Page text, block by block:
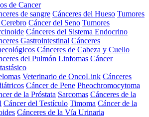
de Cancer
de sangre Cánceres del Hueso Tumores
Cáncer del Seno Tumores
Cánceres del Sistema Endocrino
Gastrointestinal Cánceres
Cánceres de Cabeza y Cuello
del Pulmón Linfomas Cáncer
Veterinario de OncoLink Cánceres
Cáncer de Pene Pheochromocytoma
de la Próstata Sarcomas Cánceres de la
Cáncer del Testículo Timoma Cáncer de la
Cánceres de la Vía Urinaria